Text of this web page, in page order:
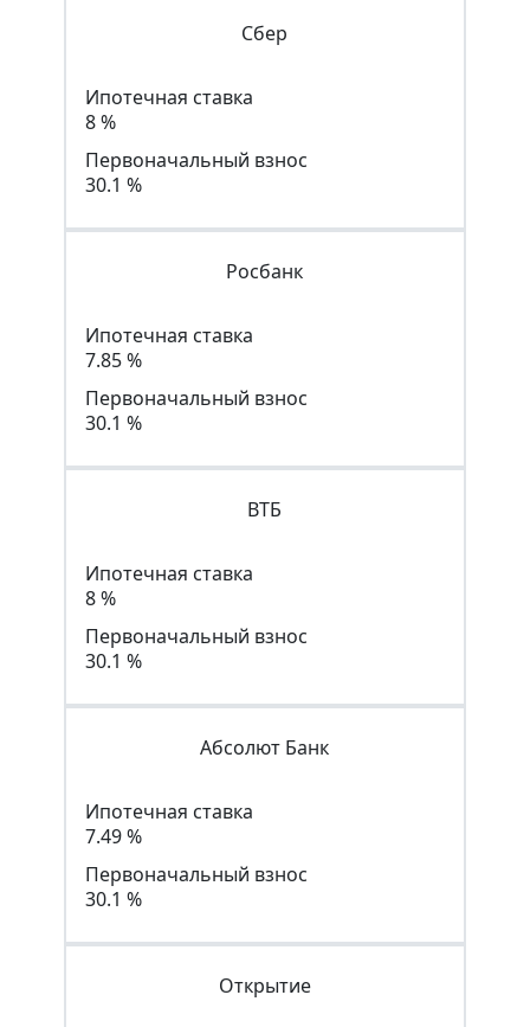
Сбер
Ипотечная ставка
8 %
Первоначальный взнос
30.1 %
Росбанк
Ипотечная ставка
7.85 %
Первоначальный взнос
30.1 %
ВТБ
Ипотечная ставка
8 %
Первоначальный взнос
30.1 %
Абсолют Банк
Ипотечная ставка
7.49 %
Первоначальный взнос
30.1 %
Открытие